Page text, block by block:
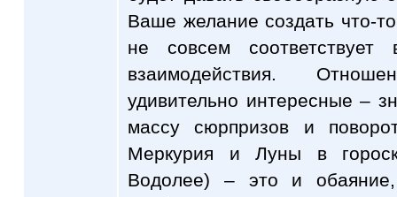
Ваше желание создать что-
не совсем соответствует
взаимодействия.
удивительно интересные –
массу сюрпризов и
Меркурия и Луны в
Водолее) – это и